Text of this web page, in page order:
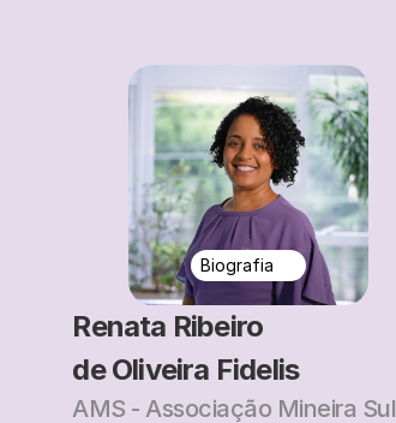
Biografia
Renata Ribeiro
de Oliveira Fidelis
AMS - Associação Mineira Sul